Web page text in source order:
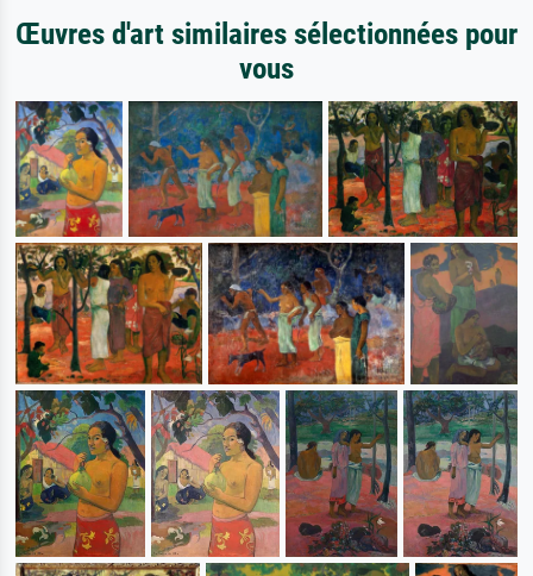
Œuvres d'art similaires sélectionnées pour
vous